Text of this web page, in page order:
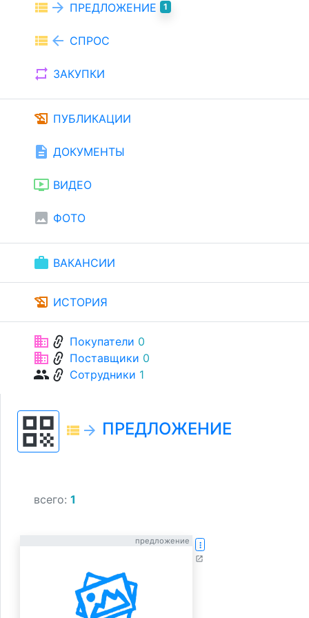
view_list arrow_forward ПРЕДЛОЖЕНИЕ 1
view_list arrow_back СПРОС
repeat ЗАКУПКИ
history_edu ПУБЛИКАЦИИ
description ДОКУМЕНТЫ
ondemand_video ВИДЕО
image ФОТО
work ВАКАНСИИ
history_edu ИСТОРИЯ
businesslink Покупатели 0
businesslink Поставщики 0
grouplink Сотрудники 1
qr_code view_list arrow_forward ПРЕДЛОЖЕНИЕ
всего: 1
предложение more_vert
open_in_new